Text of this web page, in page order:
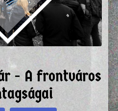
- A frontváros